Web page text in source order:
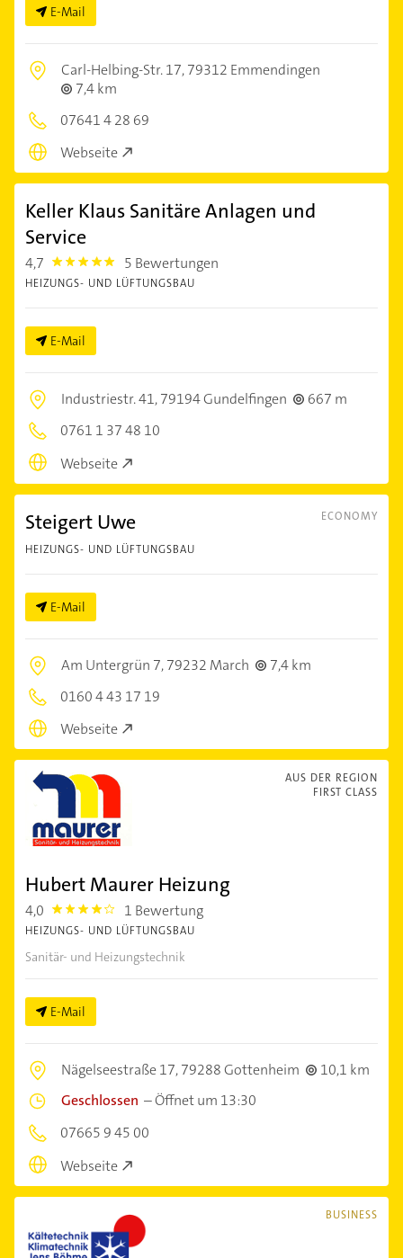
E-Mail
Carl-Helbing-Str. 17,79312 Emmendingen
7,4 km
07641 4 28 69
Webseite
Keller Klaus Sanitäre Anlagen und
Service
4,7 4.7000003 5 Bewertungen
HEIZUNGS- UND LÜFTUNGSBAU
E-Mail
Industriestr. 41,79194 Gundelfingen
667 m
0761 1 37 48 10
Webseite
ECONOMY
Steigert Uwe
HEIZUNGS- UND LÜFTUNGSBAU
E-Mail
Am Untergrün 7,79232 March
7,4 km
0160 4 43 17 19
Webseite
AUS DER REGION
FIRST CLASS
Hubert Maurer Heizung
4,0 4.0 1 Bewertung
HEIZUNGS- UND LÜFTUNGSBAU
Sanitär- und Heizungstechnik
E-Mail
Nägelseestraße 17,79288 Gottenheim
10,1 km
Geschlossen –Öffnet um 13:30
07665 9 45 00
Webseite
BUSINESS